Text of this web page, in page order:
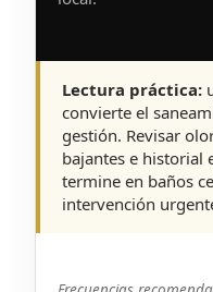
Lectura práctica:
convierte el
gestión. Revisar
bajantes e historial
termine en baños
intervención